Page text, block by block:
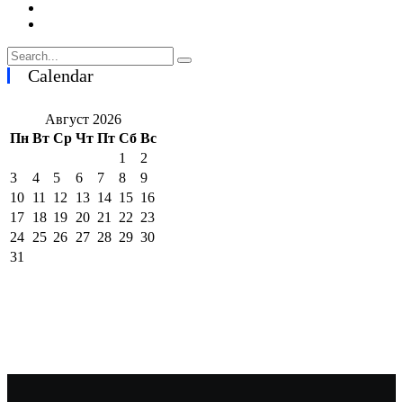
Calendar
Август 2026
Пн Вт Ср Чт Пт Сб Вс
1
2
3
4 5 6 7 8
9
10 11 12 13 14 15 16
17 18 19 20 21 22 23
24 25 26 27 28 29 30
31